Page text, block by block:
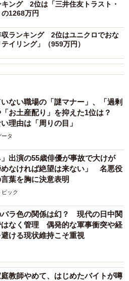
業です。日本固有、クライア
を共有し、戦略策定から企
支援しています。
1024.8万円）】
ィング、ITサービスをワンスト
れぞれの機能を組み合わせた
ービスを提供しています。多彩
を保有することも特徴の一つで
ンググループ（865.5万円）】
を有するシンクタンク、コンサ
トータルソリューションを提供
定から実装まで、クライアン
サポートを提供し、ビジネスの
ストップのパートナーとなって
ング 2位は「三井住友トラスト・
1268万円
収ランキング 2位はユニクロでおな
イリング」（959万円）
ない職場の「謎マナー」、「過剰
お土産配り」を抑えた1位は？
理由は「周りの目」
ータ
」出演の55歳俳優が事故で大けが
めなければ絶望は来ない」 名悪役
葉を胸に決意表明
ピック
ラ色の関係は幻？ 現代の日中関
はなく管理 偶発的な軍事衝突や経
ける現状維持こそ重視
教師やめて、はじめたバイトが噂